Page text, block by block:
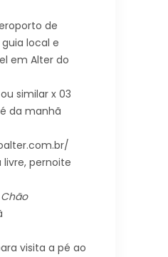
de
local e
em Alter do
similar x 03
da manhã
livre, pernoite
visita a pé ao